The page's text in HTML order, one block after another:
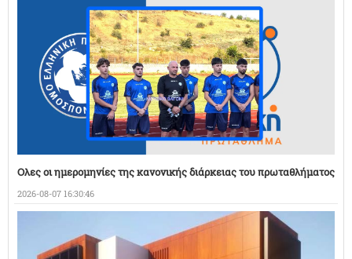
Ολες οι ημερομηνίες της κανονικής διάρκειας του πρωταθλήματος
2026-08-07 16:30:46